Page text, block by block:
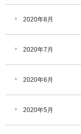
2020年8月
2020年7月
2020年6月
2020年5月